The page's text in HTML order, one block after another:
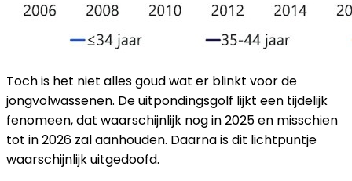
Toch is het niet alles goud wat er blinkt voor de
jongvolwassenen. De uitpondingsgolf lijkt een tijdelijk
fenomeen, dat waarschijnlijk nog in 2025 en misschien
tot in 2026 zal aanhouden. Daarna is dit lichtpuntje
waarschijnlijk uitgedoofd.